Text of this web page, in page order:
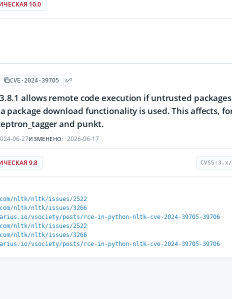
10.0
CVE-2024-39705
allows remote code execution if untrusted
package download functionality is used. This affects,
and punkt.
06-27ИЗМЕНЕНО: 2026-06-17
9.8
nltk/nltk/issues/2522
nltk/nltk/issues/3266
vsociety/posts/rce-in-python-nltk-cve-2024-39705-39706
nltk/nltk/issues/2522
nltk/nltk/issues/3266
vsociety/posts/rce-in-python-nltk-cve-2024-39705-39706